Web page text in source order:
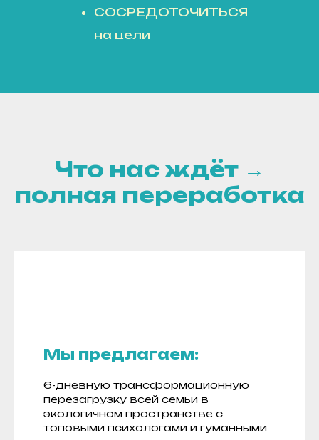
СОСРЕДОТОЧИТЬСЯ
на цели
Что нас ждёт →
полная переработка
Мы предлагаем:
6-дневную трансформационную
перезагрузку всей семьи в
экологичном пространстве с
топовыми психологами и гуманными